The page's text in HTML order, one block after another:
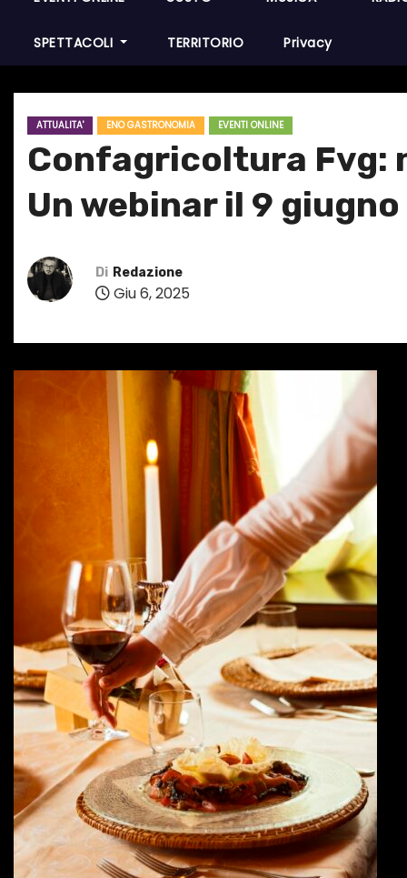
SPETTACOLI TERRITORIO Privacy
ATTUALITA' ENO GASTRONOMIA EVENTI ONLINE
Confagricoltura Fvg:
Un webinar il 9
Di Redazione
Giu 6, 2025